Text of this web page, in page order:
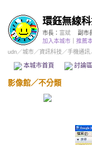
環鈺無線
市長： 富斌
副市
加入本城市
推薦
udn／城市／資訊科技 ／手機通訊
本城市首頁 討論區
影像館／不分類